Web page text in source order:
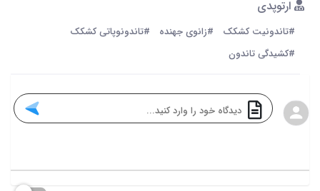
ارتوپدی
#تاندونیت کشکک #زانوی جهنده
#تاندونوپاتی کشکک
#کشیدگی تاندون